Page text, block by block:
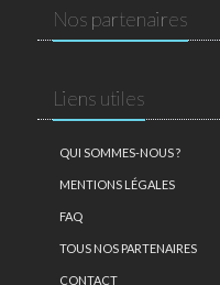
Nos partenaires
Liens utiles
QUI SOMMES-NOUS ?
MENTIONS LÉGALES
FAQ
TOUS NOS PARTENAIRES
CONTACT